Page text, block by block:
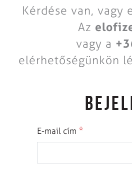
Kérdése van, vagy
Az
vagy a
elérhetőségünkön
E-mail cím *